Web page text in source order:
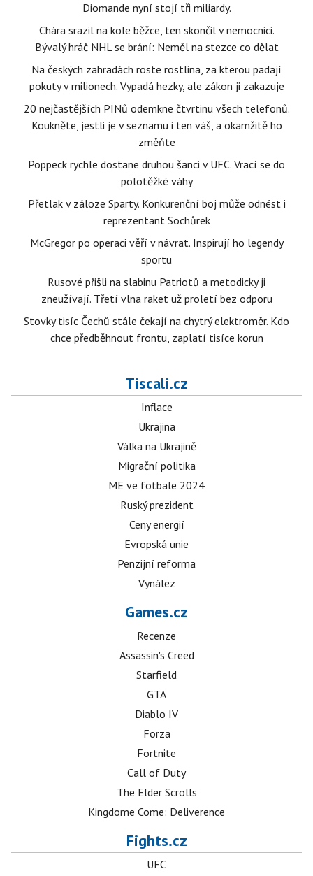
Diomande nyní stojí tři miliardy.
Chára srazil na kole běžce, ten skončil v nemocnici.
Bývalý hráč NHL se brání: Neměl na stezce co dělat
Na českých zahradách roste rostlina, za kterou padají
pokuty v milionech. Vypadá hezky, ale zákon ji zakazuje
20 nejčastějších PINů odemkne čtvrtinu všech telefonů.
Koukněte, jestli je v seznamu i ten váš, a okamžitě ho
změňte
Poppeck rychle dostane druhou šanci v UFC. Vrací se do
polotěžké váhy
Přetlak v záloze Sparty. Konkurenční boj může odnést i
reprezentant Sochůrek
McGregor po operaci věří v návrat. Inspirují ho legendy
sportu
Rusové přišli na slabinu Patriotů a metodicky ji
zneužívají. Třetí vlna raket už proletí bez odporu
Stovky tisíc Čechů stále čekají na chytrý elektroměr. Kdo
chce předběhnout frontu, zaplatí tisíce korun
Tiscali.cz
Inflace
Ukrajina
Válka na Ukrajině
Migrační politika
ME ve fotbale 2024
Ruský prezident
Ceny energií
Evropská unie
Penzijní reforma
Vynález
Games.cz
Recenze
Assassin's Creed
Starfield
GTA
Diablo IV
Forza
Fortnite
Call of Duty
The Elder Scrolls
Kingdome Come: Deliverence
Fights.cz
UFC